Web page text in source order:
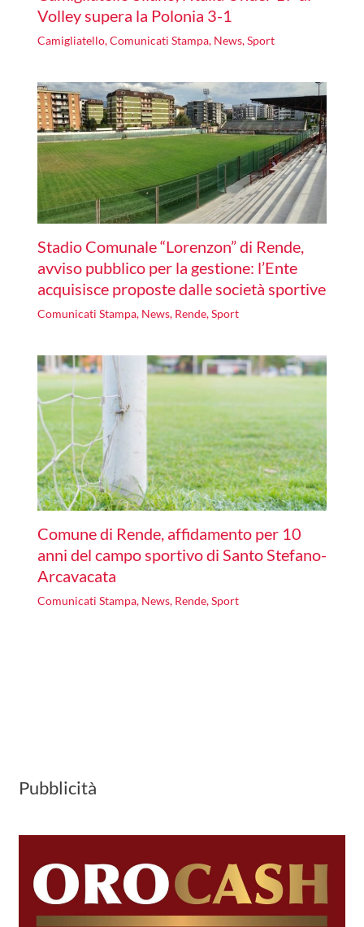
Volley supera la Polonia 3-1
Camigliatello,Comunicati Stampa, News,Sport
Stadio Comunale “Lorenzon” di Rende,
avviso pubblico per la gestione: l’Ente
acquisisce proposte dalle società sportive
Comunicati Stampa, News, Rende,Sport
Comune di Rende, affidamento per 10
anni del campo sportivo di Santo Stefano-
Arcavacata
Comunicati Stampa, News, Rende,Sport
Pubblicità